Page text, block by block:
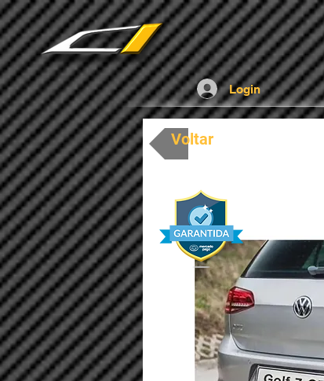
UA-136337164-1
Login
Voltar